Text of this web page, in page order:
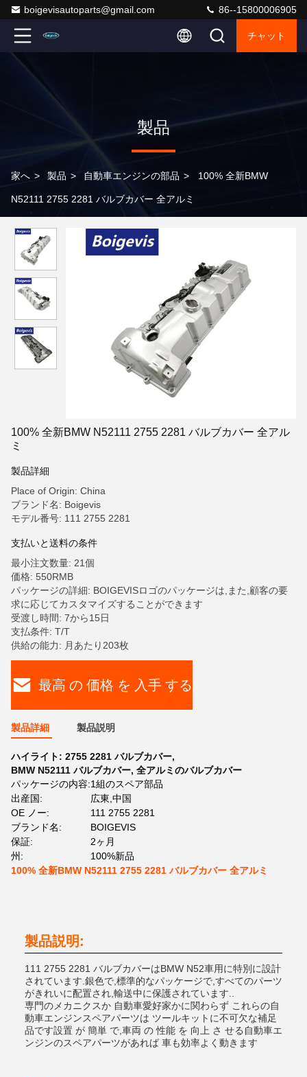
boigevisautoparts@gmail.com 86--15800006905
チャット
製品
家へ > 製品 > 自動車エンジンの部品 > 100% 全新BMW
N52111 2755 2281 バルブカバー 全アルミ
100% 全新BMW N52111 2755 2281 バルブカバー 全アル
ミ
製品詳細
Place of Origin: China
ブランド名: Boigevis
モデル番号: 111 2755 2281
支払いと送料の条件
最小注文数量: 21個
価格: 550RMB
パッケージの詳細: BOIGEVISロゴのパッケージは,また,顧客の要
求に応じてカスタマイズすることができます
受渡し時間: 7から15日
支払条件: T/T
供給の能力: 月あたり203枚
最高 の 価格 を 入手 する
製品詳細 製品説明
ハイライト: 2755 2281 バルブカバー,
BMW N52111 バルブカバー, 全アルミのバルブカバー
パッケージの内容:1組のスペア部品
出産国:
広東,中国
OE ノー:
111 2755 2281
ブランド名:
BOIGEVIS
保証:
2ヶ月
州:
100%新品
100% 全新BMW N52111 2755 2281 バルブカバー 全アルミ
製品説明:
111 2755 2281 バルブカバーはBMW N52車用に特別に設計
されています.銀色で,標準的なパッケージで,すべてのパーツ
がきれいに配置され,輸送中に保護されています..
専門のメカニクスか 自動車愛好家かに関わらず これらの自
動車エンジンスペアパーツは ツールキットに不可欠な補足
品です設置 が 簡単 で,車両 の 性能 を 向上 さ せる自動車エ
ンジンのスペアパーツがあれば 車も効率よく動きます